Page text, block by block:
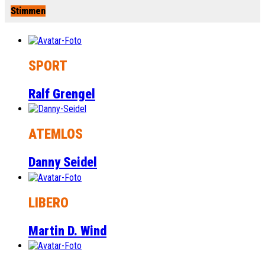
Stimmen
SPORT
Ralf Grengel
ATEMLOS
Danny Seidel
LIBERO
Martin D. Wind